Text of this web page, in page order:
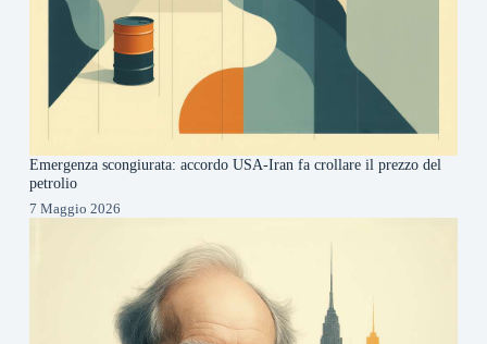
Emergenza scongiurata: accordo USA-Iran fa crollare il prezzo del
petrolio
7 Maggio 2026